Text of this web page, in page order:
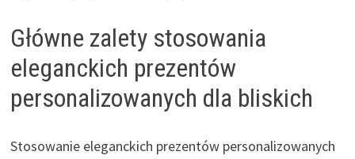
Główne zalety stosowania
eleganckich prezentów
personalizowanych dla bliskich
Stosowanie eleganckich prezentów personalizowanych